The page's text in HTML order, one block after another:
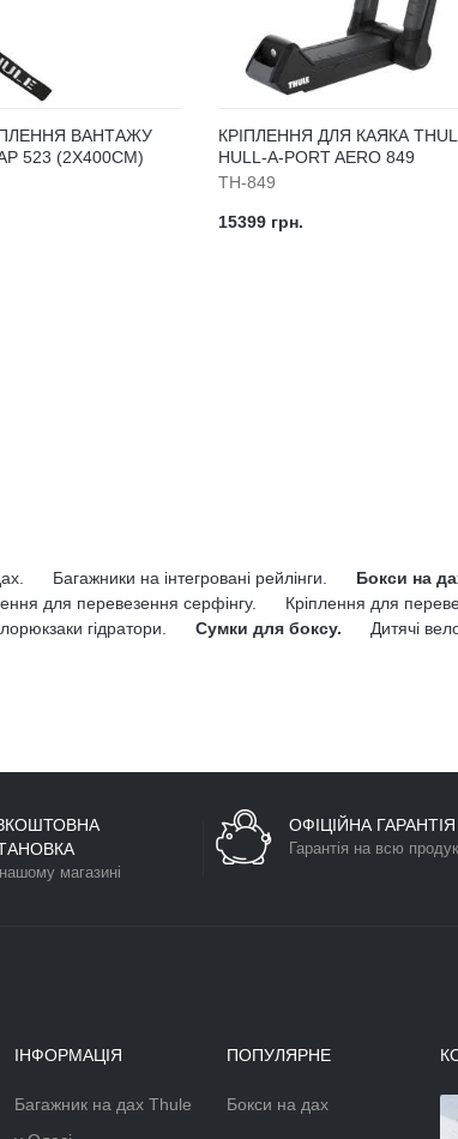
ВАНТАЖУ
523 (2Х400СМ)
КРІПЛЕННЯ ДЛЯ КАЯКА
HULL-A-PORT AERO 849
TH-849
15399 грн.
Багажники на інтегровані рейлінги. Бокси на
для перевезення серфінгу. Кріплення для
гідратори. Сумки для боксу. Дитячі
магазині
ОФІЦІЙНА ГАРАНТІЯ
Гарантія на всю
ІНФОРМАЦІЯ
Багажник на дах Thule
ПОПУЛЯРНЕ
Бокси на дах
АЕРОДИНАМІЧНІЙ БОКС НА